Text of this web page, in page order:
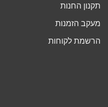
תקנון החנות
מעקב הזמנות
הרשמת לקוחות